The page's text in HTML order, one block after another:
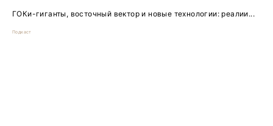
ГОКи-гиганты, восточный вектор и новые технологии: реалии...
Подкаст